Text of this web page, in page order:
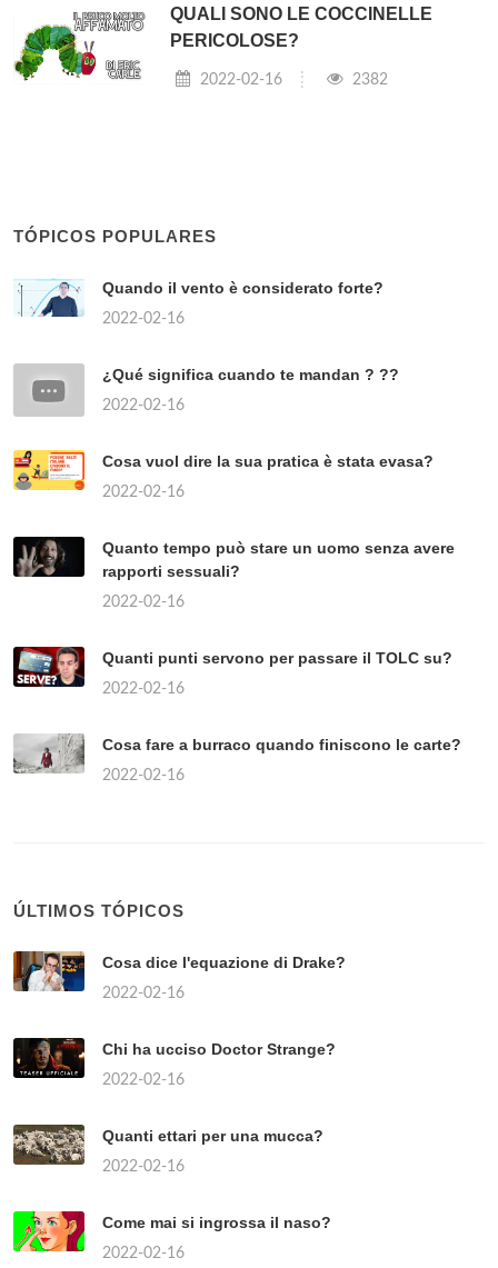
QUALI SONO LE COCCINELLE
PERICOLOSE?
2022-02-16 2382
TÓPICOS POPULARES
Quando il vento è considerato forte?
2022-02-16
¿Qué significa cuando te mandan ? ??
2022-02-16
Cosa vuol dire la sua pratica è stata evasa?
2022-02-16
Quanto tempo può stare un uomo senza avere
rapporti sessuali?
2022-02-16
Quanti punti servono per passare il TOLC su?
2022-02-16
Cosa fare a burraco quando finiscono le carte?
2022-02-16
ÚLTIMOS TÓPICOS
Cosa dice l'equazione di Drake?
2022-02-16
Chi ha ucciso Doctor Strange?
2022-02-16
Quanti ettari per una mucca?
2022-02-16
Come mai si ingrossa il naso?
2022-02-16